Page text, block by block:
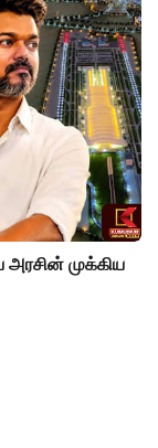
அரசின் முக்கிய